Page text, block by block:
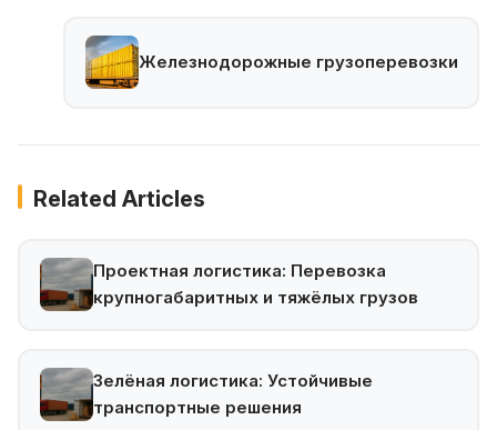
Железнодорожные грузоперевозки
Related Articles
Проектная логистика: Перевозка
крупногабаритных и тяжёлых грузов
Зелёная логистика: Устойчивые
транспортные решения